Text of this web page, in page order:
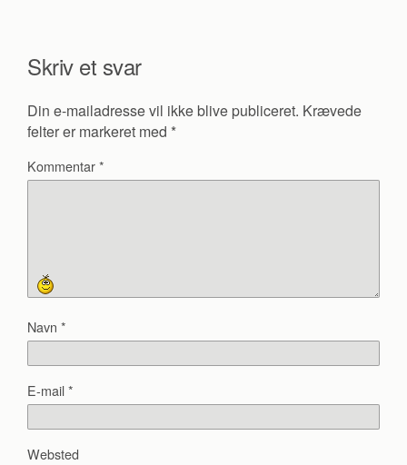
Skriv et svar
Din e-mailadresse vil ikke blive publiceret. Krævede
felter er markeret med *
Kommentar*
Navn *
E-mail*
Websted